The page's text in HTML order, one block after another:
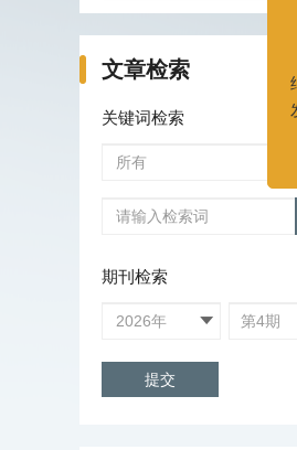
文章检索
关键词检索
期刊检索
继续支
再